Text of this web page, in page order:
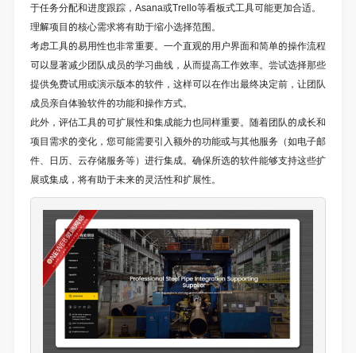
于任务分配和进度跟踪，Asana或Trello等看板式工具可能更加合适。
理解项目的核心需求将有助于缩小选择范围。
考虑工具的易用性也非常重要。一个直观的用户界面和简单的操作流程
可以显著减少团队成员的学习曲线，从而提高工作效率。尝试选择那些
提供免费试用或演示版本的软件，这样可以在作出最终决定前，让团队
成员亲自体验软件的功能和操作方式。
此外，评估工具的可扩展性和集成能力也同样重要。随着团队的成长和
项目需求的变化，您可能需要引入额外的功能或与其他服务（如电子邮
件、日历、云存储服务等）进行集成。确保所选的软件能够支持这些扩
展或集成，将有助于未来的灵活性和扩展性。